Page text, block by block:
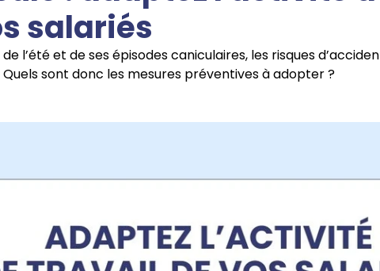
Astreinte
salariés
l’été et de ses épisodes caniculaires, les risques
sont donc les mesures préventives à adopter ?